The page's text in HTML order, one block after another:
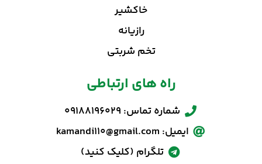
خاکشیر
رازیانه
تخم شربتی
راه های ارتباطی
شماره تماس: 09188196029
ایمیل: kamandi110@gmail.com
تلگرام (کلیک کنید)